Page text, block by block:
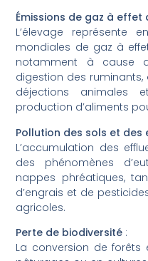
Émissions de gaz à effet
L’élevage représente
mondiales de gaz à
notamment à cause
digestion des ruminants,
déjections
production d’aliments
Pollution des sols et des
L’accumulation des
des phénomènes
nappes phréatiques,
d’engrais et de
agricoles.
Perte de biodiversité :
La conversion de forêts